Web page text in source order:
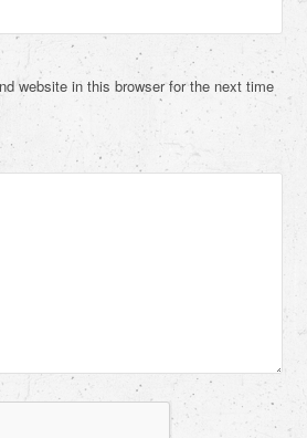
website in this browser for the next time